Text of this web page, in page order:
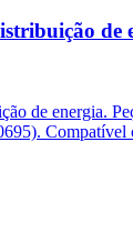
de
de energia.
Compatível